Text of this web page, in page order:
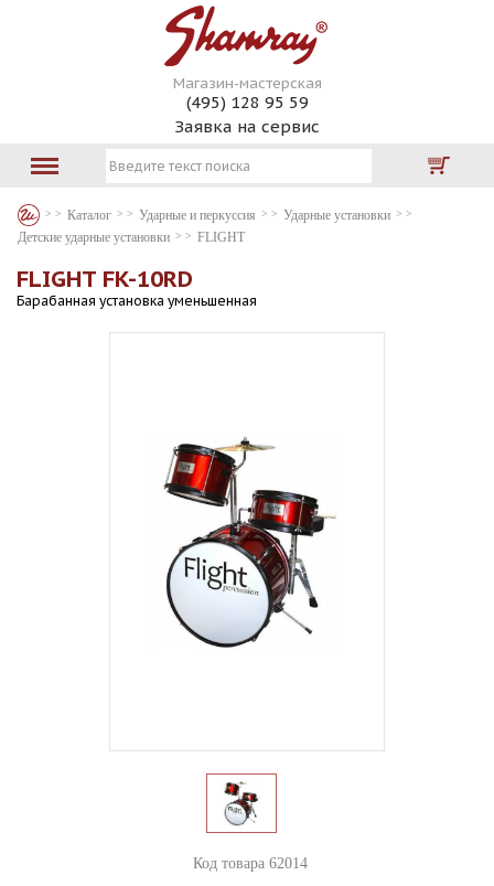
Магазин-мастерская
(495) 128 95 59
Заявка на сервис
Каталог Ударные и перкуссия
Ударные установки
Детские ударные установки
FLIGHT
FLIGHT FK-10RD
Барабанная установка уменьшенная
Код товара 62014